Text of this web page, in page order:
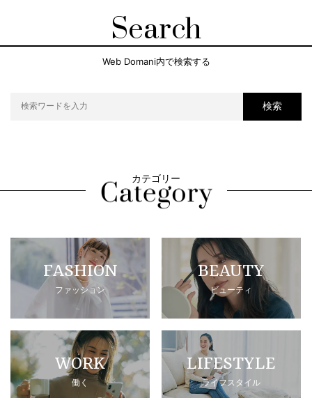
Search
Web Domani内で検索する
検索
カテゴリー
FASHION
ファッション
BEAUTY
ビューティ
WORK
働く
LIFESTYLE
ライフスタイル